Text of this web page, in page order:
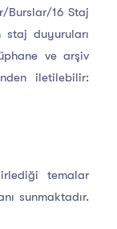
Burslar/16 Staj
staj duyuruları
ve arşiv
iletilebilir:
temalar
sunmaktadır.